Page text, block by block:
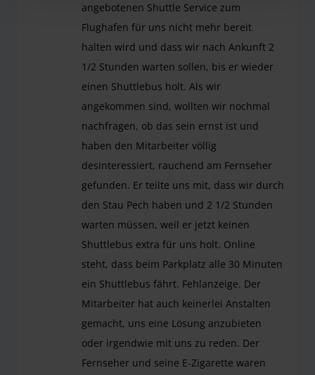
angebotenen Shuttle Service zum
Flughafen für uns nicht mehr bereit
halten wird und dass wir nach Ankunft 2
1/2 Stunden warten sollen, bis er wieder
einen Shuttlebus holt. Als wir
angekommen sind, wollten wir nochmal
nachfragen, ob das sein ernst ist und
haben den Mitarbeiter völlig
desinteressiert, rauchend am Fernseher
gefunden. Er teilte uns mit, dass wir durch
den Stau Pech haben und 2 1/2 Stunden
warten müssen, weil er jetzt keinen
Shuttlebus extra für uns holt. Online
steht, dass beim Parkplatz alle 30 Minuten
ein Shuttlebus fährt. Fehlanzeige. Der
Mitarbeiter hat auch keinerlei Anstalten
gemacht, uns eine Lösung anzubieten
oder irgendwie mit uns zu reden. Der
Fernseher und seine E-Zigarette waren